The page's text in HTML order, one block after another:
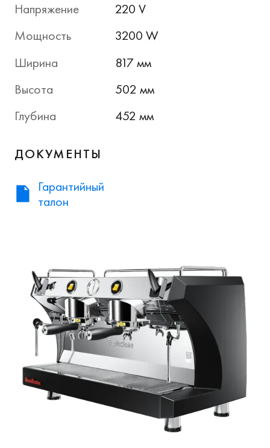
Напряжение
220 V
Мощность
3200 W
Ширина
817 мм
Высота
502 мм
Глубина
452 мм
ДОКУМЕНТЫ
Гарантийный
талон